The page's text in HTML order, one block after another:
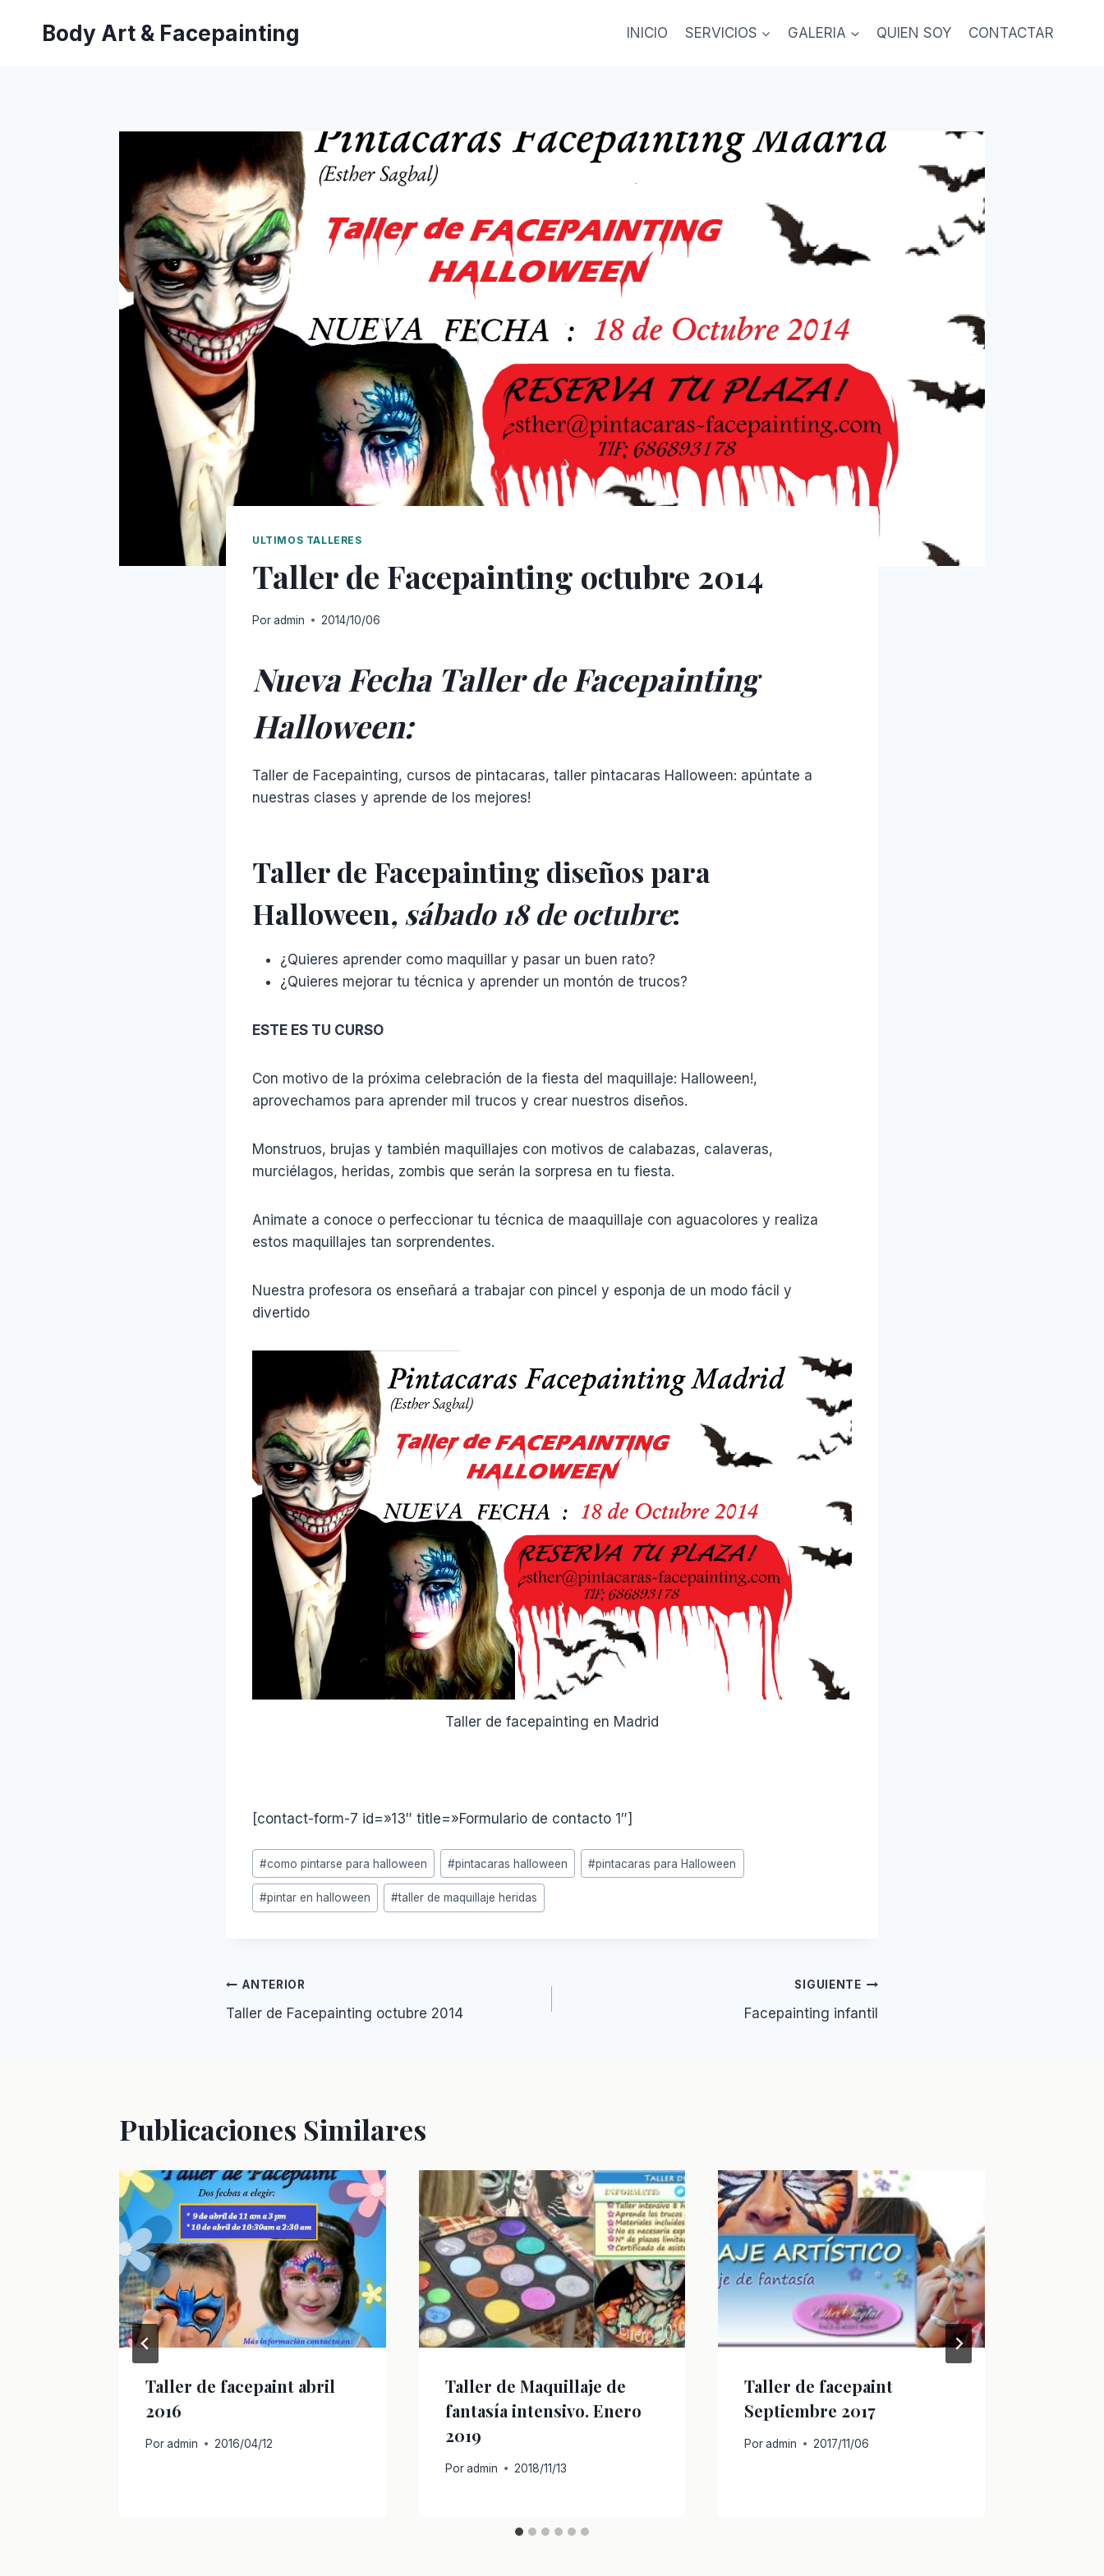
Body Art & Facepainting INICIO SERVICIOS GALERIA QUIEN SOY CONTACTAR
ULTIMOS TALLERES
Taller de Facepainting octubre 2014
Poradmin 2014/10/06
Nueva Fecha Taller de Facepainting
Halloween:
Taller de Facepainting, cursos de pintacaras, taller pintacaras Halloween: apúntate a
nuestras clases y aprende de los mejores!
Taller de Facepainting diseños para
Halloween, sábado 18 de octubre:
¿Quieres aprender como maquillar y pasar un buen rato?
¿Quieres mejorar tu técnica y aprender un montón de trucos?
ESTE ES TU CURSO
Con motivo de la próxima celebración de la fiesta del maquillaje: Halloween!,
aprovechamos para aprender mil trucos y crear nuestros diseños.
Monstruos, brujas y también maquillajes con motivos de calabazas, calaveras,
murciélagos, heridas, zombis que serán la sorpresa en tu fiesta.
Animate a conoce o perfeccionar tu técnica de maaquillaje con aguacolores y realiza
estos maquillajes tan sorprendentes.
Nuestra profesora os enseñará a trabajar con pincel y esponja de un modo fácil y
divertido
Taller de facepainting en Madrid
[contact-form-7 id=»13″ title=»Formulario de contacto 1″]
Etiquetas
de
la
#como pintarse para halloween #pintacaras halloween #pintacaras para Halloween
#pintar en halloween #taller de maquillaje heridas
Navegación
ANTERIOR
Taller de Facepainting octubre 2014
SIGUIENTE
Facepainting infantil
Publicaciones Similares
Taller de facepaint abril
2016
Poradmin 2016/04/12
Taller de Maquillaje de
fantasía intensivo. Enero
2019
Por admin 2018/11/13
Taller de facepaint
Septiembre 2017
Por admin 2017/11/06